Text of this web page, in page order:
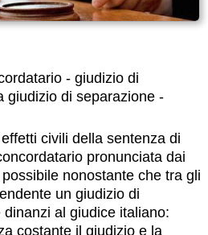
- giudizio di
giudizio di separazione -
civili della sentenza di
pronunciata dai
nonostante che tra gli
un giudizio di
al giudice italiano:
costante il giudizio e la